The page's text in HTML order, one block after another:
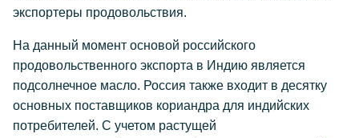
экспортеры продовольствия.
На данный момент основой российского
продовольственного экспорта в Индию является
подсолнечное масло. Россия также входит в десятку
основных поставщиков кориандра для индийских
потребителей. С учетом растущей